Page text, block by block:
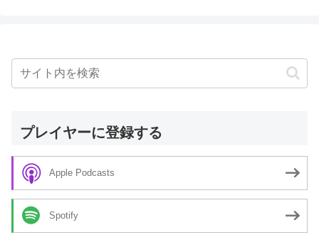
プレイヤーに登録する
Apple Podcasts
Spotify